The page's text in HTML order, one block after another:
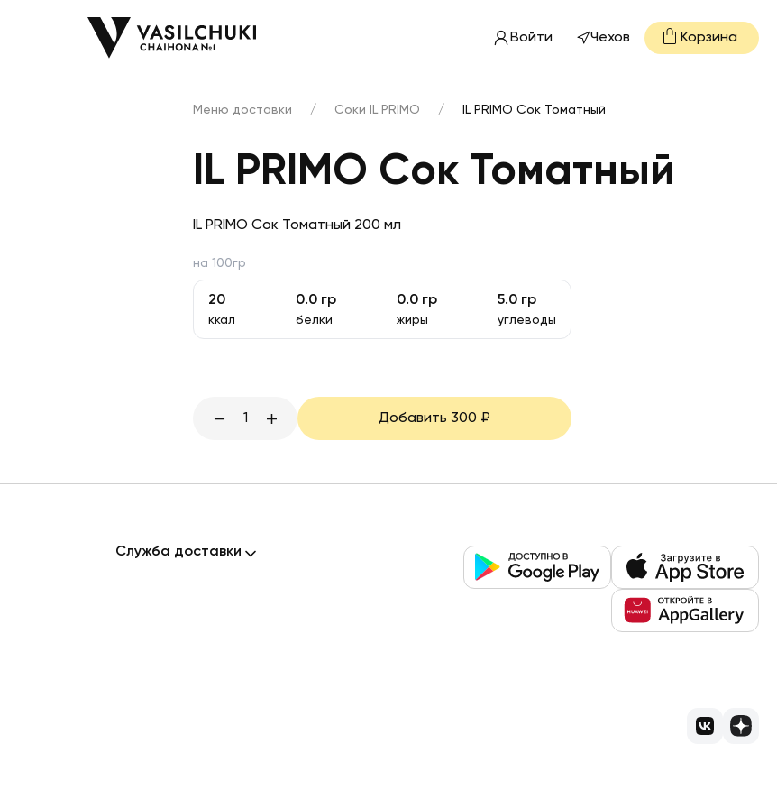
Войти Чехов Корзина
Меню доставки / Соки IL PRIMO / IL PRIMO Сок Томатный
IL PRIMO Сок Томатный
IL PRIMO Сок Томатный 200 мл
на 100гр
20
ккал
0.0 гр
белки
0.0 гр
жиры
5.0 гр
углеводы
1 Добавить 300 ₽
Служба доставки